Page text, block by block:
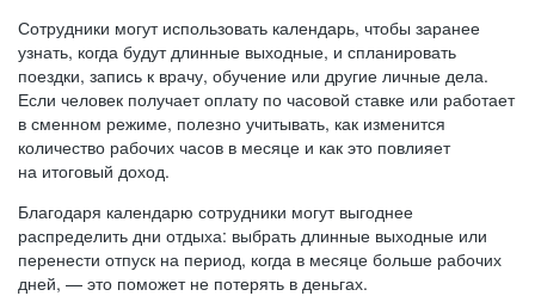
Сотрудники могут использовать календарь, чтобы заранее
узнать, когда будут длинные выходные, и спланировать
поездки, запись к врачу, обучение или другие личные дела.
Если человек получает оплату по часовой ставке или работает
в сменном режиме, полезно учитывать, как изменится
количество рабочих часов в месяце и как это повлияет
на итоговый доход.
Благодаря календарю сотрудники могут выгоднее
распределить дни отдыха: выбрать длинные выходные или
перенести отпуск на период, когда в месяце больше рабочих
дней, — это поможет не потерять в деньгах.